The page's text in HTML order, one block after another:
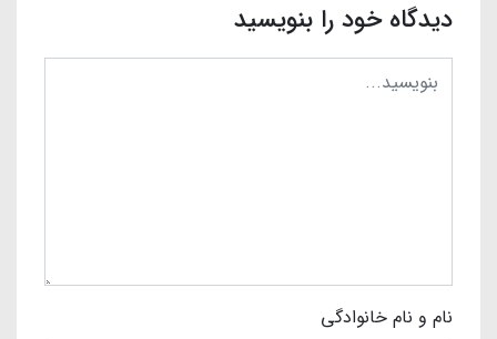
دیدگاه خود را بنویسید
نام و نام خانوادگی